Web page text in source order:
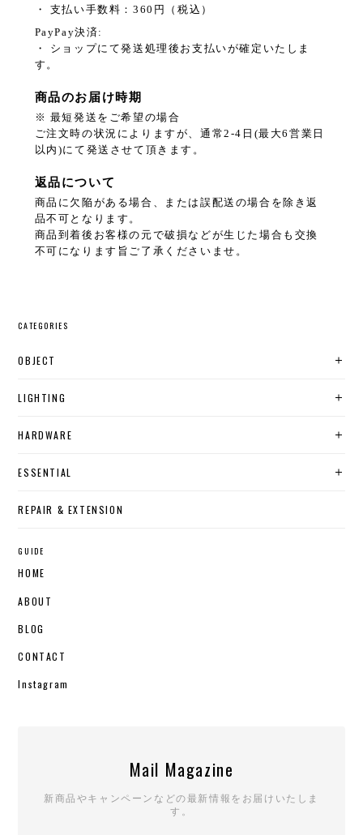
・ 支払い手数料：360円（税込）
PayPay決済:
・ ショップにて発送処理後お支払いが確定いたしま
す。
商品のお届け時期
※ 最短発送をご希望の場合
ご注文時の状況によりますが、通常2-4日(最大6営業日
以内)にて発送させて頂きます。
返品について
商品に欠陥がある場合、または誤配送の場合を除き返
品不可となります。
商品到着後お客様の元で破損などが生じた場合も交換
不可になります旨ご了承くださいませ。
CATEGORIES
OBJECT
LIGHTING
HARDWARE
ESSENTIAL
REPAIR & EXTENSION
GUIDE
HOME
ABOUT
BLOG
CONTACT
Instagram
Mail Magazine
新商品やキャンペーンなどの最新情報をお届けいたしま
す。